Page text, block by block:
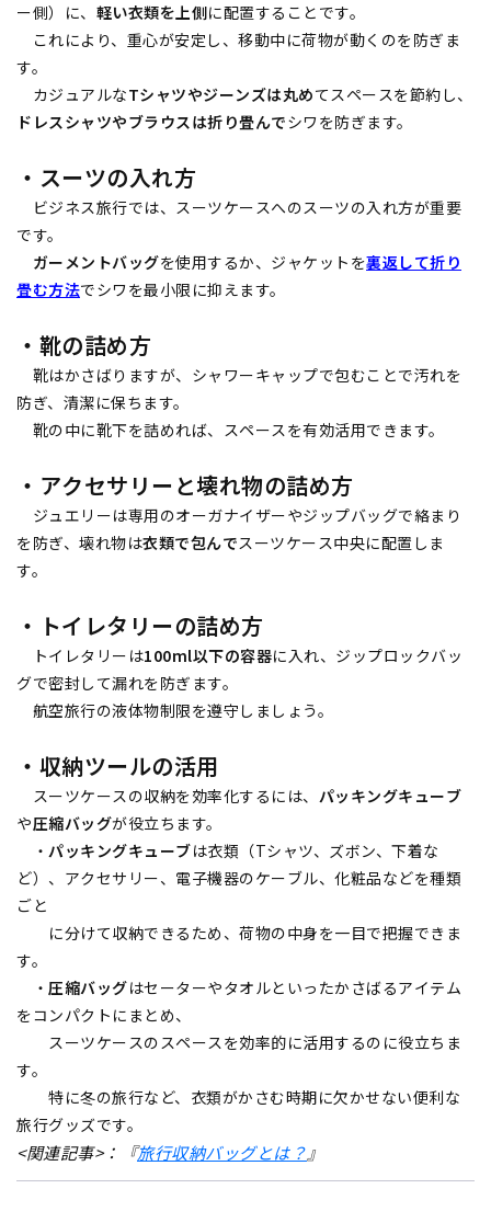
ー側）に、 軽い衣類を上側に配置することです。
これにより、重心が安定し、移動中に荷物が動くのを防ぎま
す。
カジュアルなTシャツやジーンズは丸めてスペースを節約し、
ドレスシャツやブラウスは折り畳んでシワを防ぎます。
・スーツの入れ方
ビジネス旅行では、スーツケースへのスーツの入れ方が重要
です。
ガーメントバッグを使用するか、ジャケットを裏返して折り
畳む方法でシワを最小限に抑えます。
・靴の詰め方
靴はかさばりますが、シャワーキャップで包むことで汚れを
防ぎ、清潔に保ちます。
靴の中に靴下を詰めれば、スペースを有効活用できます。
・アクセサリーと壊れ物の詰め方
ジュエリーは専用のオーガナイザーやジップバッグで絡まり
を防ぎ、壊れ物は衣類で包んでスーツケース中央に配置しま
す。
・トイレタリーの詰め方
トイレタリーは100ml以下の容器に入れ、ジップロックバッ
グで密封して漏れを防ぎます。
航空旅行の液体物制限を遵守しましょう。
・収納ツールの活用
スーツケースの収納を効率化するには、 パッキングキューブ
や圧縮バッグが役立ちます。
・ パッキングキューブは衣類（Tシャツ、ズボン、下着な
ど）、アクセサリー、電子機器のケーブル、化粧品などを種類
ごと
に分けて収納できるため、荷物の中身を一目で把握できま
す。
・ 圧縮バッグはセーターやタオルといったかさばるアイテム
をコンパクトにまとめ、
スーツケースのスペースを効率的に活用するのに役立ちま
す。
特に冬の旅行など、衣類がかさむ時期に欠かせない便利な
旅行グッズです。
<関連記事>：『旅行収納バッグとは？』